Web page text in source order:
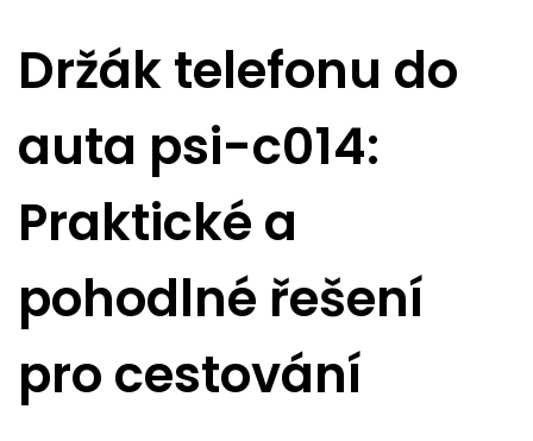
Držák telefonu do
auta psi-c014:
Praktické a
pohodlné řešení
pro cestování